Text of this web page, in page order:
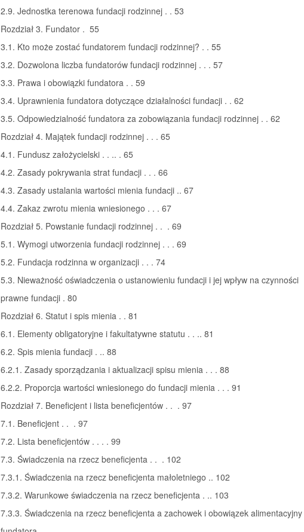
2.9. Jednostka terenowa fundacji rodzinnej . . 53
Rozdział 3. Fundator . 55
3.1. Kto może zostać fundatorem fundacji rodzinnej? . . 55
3.2. Dozwolona liczba fundatorów fundacji rodzinnej . . . 57
3.3. Prawa i obowiązki fundatora . . 59
3.4. Uprawnienia fundatora dotyczące działalności fundacji . . 62
3.5. Odpowiedzialność fundatora za zobowiązania fundacji rodzinnej . . 62
Rozdział 4. Majątek fundacji rodzinnej . . . 65
4.1. Fundusz założycielski . . .. . 65
4.2. Zasady pokrywania strat fundacji . . . 66
4.3. Zasady ustalania wartości mienia fundacji .. 67
4.4. Zakaz zwrotu mienia wniesionego . . . 67
Rozdział 5. Powstanie fundacji rodzinnej . . . 69
5.1. Wymogi utworzenia fundacji rodzinnej . . . 69
5.2. Fundacja rodzinna w organizacji . . . 74
5.3. Nieważność oświadczenia o ustanowieniu fundacji i jej wpływ na czynności
prawne fundacji . 80
Rozdział 6. Statut i spis mienia . . 81
6.1. Elementy obligatoryjne i fakultatywne statutu . . .. 81
6.2. Spis mienia fundacji . .. 88
6.2.1. Zasady sporządzania i aktualizacji spisu mienia . . . 88
6.2.2. Proporcja wartości wniesionego do fundacji mienia . . . 91
Rozdział 7. Beneficjent i lista beneficjentów . . . 97
7.1. Beneficjent . . . 97
7.2. Lista beneficjentów . . . . 99
7.3. Świadczenia na rzecz beneficjenta . . . 102
7.3.1. Świadczenia na rzecz beneficjenta małoletniego .. 102
7.3.2. Warunkowe świadczenia na rzecz beneficjenta . .. 103
7.3.3. Świadczenia na rzecz beneficjenta a zachowek i obowiązek alimentacyjny